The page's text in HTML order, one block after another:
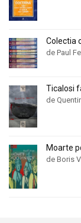
Colectia
de Paul
Ticalosi
de
Moarte
de Boris